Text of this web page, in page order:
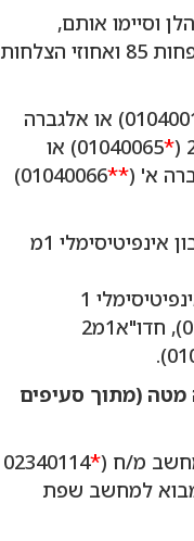
וסיימו אותם,
בציון ממוצע של לפחות 85 ואחוזי הצלחות
01040016) או אלגברה
*
01040065) או
**
01040066)
קורס בחשבון אינפיטיסימלי: חשבון אינפיטיסימלי 1מ
חדו"א 1מ' (01040018), או חשבון אינפיטיסימלי 1
01040195), חדו"א1מ1 (0140041), חדו"א1מ2
(מתוך סעיפים
מ/ח (*
02340114
או 02340221) או מבוא למחשב שפת